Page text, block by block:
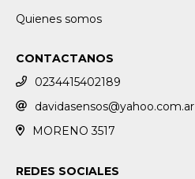
Quienes somos
CONTACTANOS
0234415402189
davidasensos@yahoo.com.ar
MORENO 3517
REDES SOCIALES